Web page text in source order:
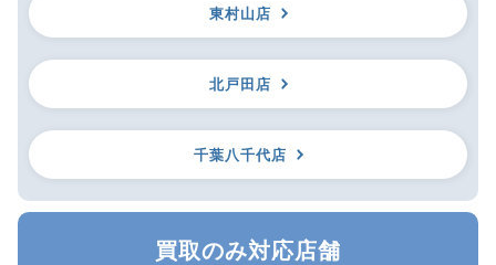
東村山店
北戸田店
千葉八千代店
買取のみ対応店舗